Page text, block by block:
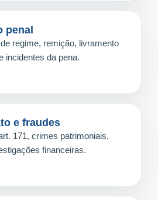
penal
regime, remição, livramento
incidentes da pena.
e fraudes
171, crimes patrimoniais,
financeiras.